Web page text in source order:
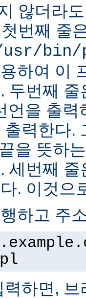
않더라
번째 줄
bin/
하여 이
두번째 줄
언을 출
력한다.
을 뜻하
세번째
. 이것으
하고 주
력하면,